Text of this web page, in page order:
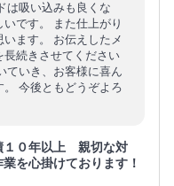
は吸い込みも良くな
です。 また仕上がり
ます。 お伝えしたメ
長続きさせてください
ていき、お客様に喜ん
今後ともどうぞよろ
１０年以上 親切な対
を心掛けております！